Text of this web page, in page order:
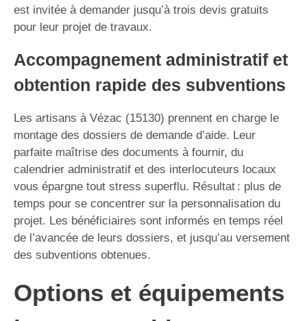
est invitée à demander jusqu’à trois devis gratuits
pour leur projet de travaux.
Accompagnement administratif et
obtention rapide des subventions
Les artisans à Vézac (15130) prennent en charge le
montage des dossiers de demande d’aide. Leur
parfaite maîtrise des documents à fournir, du
calendrier administratif et des interlocuteurs locaux
vous épargne tout stress superflu. Résultat : plus de
temps pour se concentrer sur la personnalisation du
projet. Les bénéficiaires sont informés en temps réel
de l’avancée de leurs dossiers, et jusqu’au versement
des subventions obtenues.
Options et équipements